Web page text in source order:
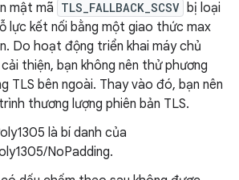
mật mã TLS_FALLBACK_SCSV bị loại
lực kết nối bằng một giao thức max
Do hoạt động triển khai máy chủ
thiện, bạn không nên thử phương
TLS bên ngoài. Thay vào đó, bạn nên
thương lượng phiên bản TLS.
là bí danh của
NoPadding.